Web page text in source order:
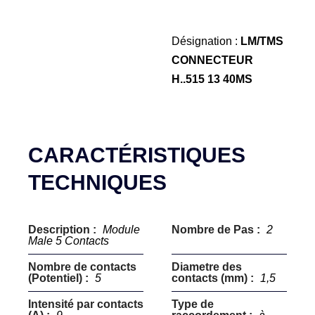
Désignation : LM/TMS
CONNECTEUR
H..515 13 40MS
CARACTÉRISTIQUES
TECHNIQUES
Description : Module
Male 5 Contacts
Nombre de Pas : 2
Nombre de contacts
(Potentiel) : 5
Diametre des
contacts (mm) :
1,5
Intensité par contacts
Type de